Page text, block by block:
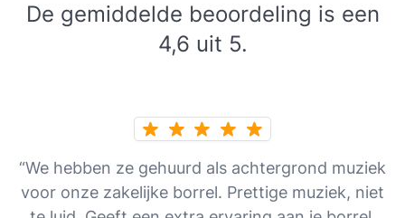
De gemiddelde beoordeling is een
4,6 uit 5.
“We hebben ze gehuurd als achtergrond muziek
voor onze zakelijke borrel. Prettige muziek, niet